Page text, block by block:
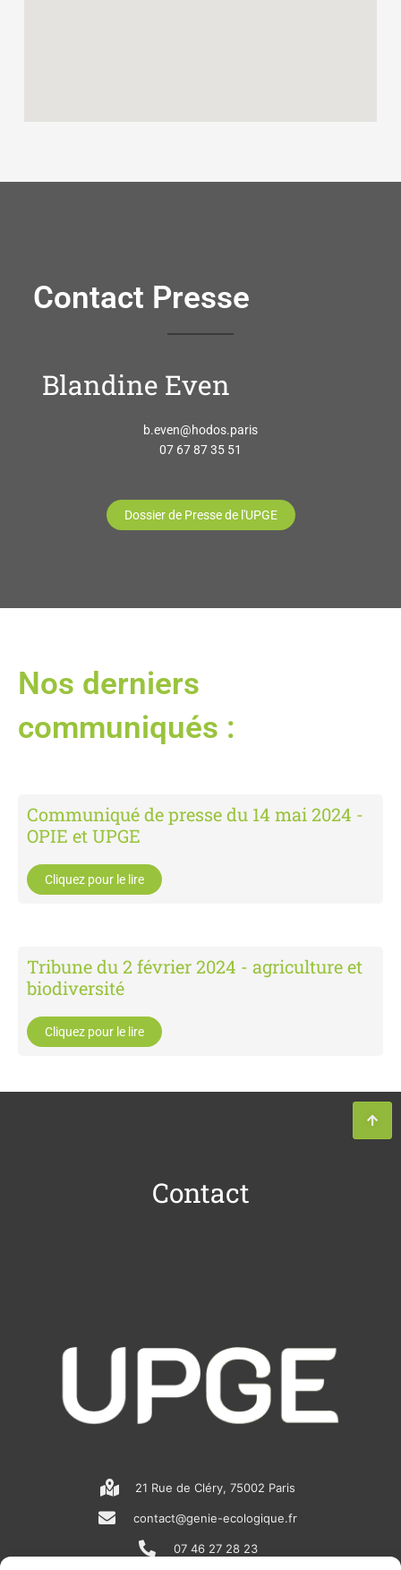
Contact Presse
Blandine Even
b.even@hodos.paris
07 67 87 35 51
Dossier de Presse de l'UPGE
Nos derniers
communiqués :
Communiqué de presse du 14 mai 2024 -
OPIE et UPGE
Cliquez pour le lire
Tribune du 2 février 2024 - agriculture et
biodiversité
Cliquez pour le lire
Contact
21 Rue de Cléry, 75002 Paris
contact@genie-ecologique.fr
07 46 27 28 23